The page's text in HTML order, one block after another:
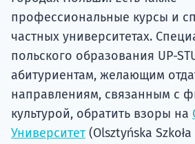
профессиональные курсы и
частных университетах.
польского образования UP-
абитуриентам, желающим
направлениям, связанным с
культурой, обратить взоры на
Университет (Olsztyńska